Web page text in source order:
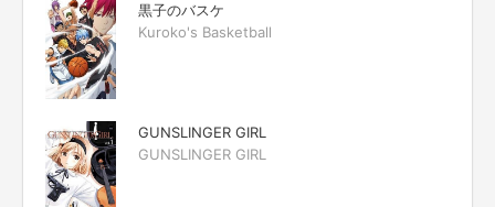
黒子のバスケ
Kuroko's Basketball
GUNSLINGER GIRL
GUNSLINGER GIRL